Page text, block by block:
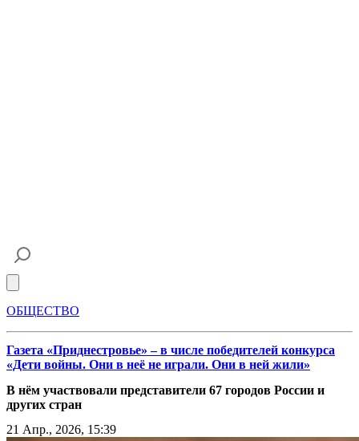
ОБЩЕСТВО
Газета «Приднестровье» – в числе победителей конкурса
«Дети войны. Они в неё не играли. Они в ней жили»
В нём участвовали представители 67 городов России и
других стран
21 Апр., 2026, 15:39